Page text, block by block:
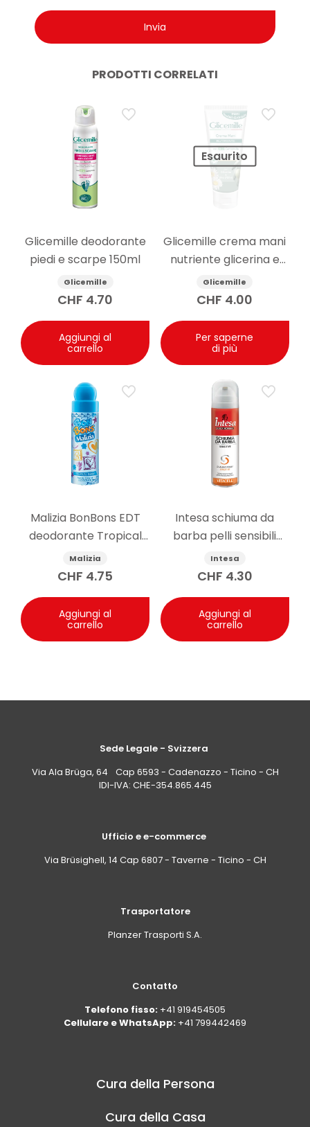
PRODOTTI CORRELATI
Glicemille deodorante
piedi e scarpe 150ml
Glicemille
CHF 4.70
Aggiungi al
carrello
Esaurito
Glicemille crema mani
nutriente glicerina e
camomilla 100ml
Glicemille
CHF 4.00
Per saperne
di più
Malizia BonBons EDT
deodorante Tropical
Berry 75 ml
Malizia
CHF 4.75
Aggiungi al
carrello
Intesa schiuma da
barba pelli sensibili
senza alcool 300ml
Intesa
CHF 4.30
Aggiungi al
carrello
Sede Legale - Svizzera
Via Ala Brüga, 64 Cap 6593 - Cadenazzo - Ticino - CH
IDI-IVA: CHE-354.865.445
Ufficio e e-commerce
Via Brüsighell, 14 Cap 6807 - Taverne - Ticino - CH
Trasportatore
Planzer Trasporti S.A.
Contatto
Telefono fisso: +41 919454505
Cellulare e WhatsApp: +41 799442469
Cura della Persona
Cura della Casa